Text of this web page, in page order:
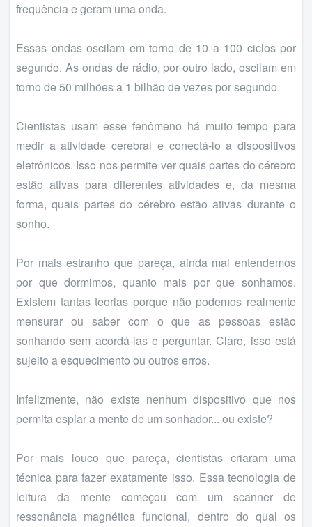
frequência e geram uma onda.
Essas ondas oscilam em torno de 10 a 100 ciclos por
segundo. As ondas de rádio, por outro lado, oscilam em
torno de 50 milhões a 1 bilhão de vezes por segundo.
Cientistas usam esse fenômeno há muito tempo para
medir a atividade cerebral e conectá-lo a dispositivos
eletrônicos. Isso nos permite ver quais partes do cérebro
estão ativas para diferentes atividades e, da mesma
forma, quais partes do cérebro estão ativas durante o
sonho.
Por mais estranho que pareça, ainda mal entendemos
por que dormimos, quanto mais por que sonhamos.
Existem tantas teorias porque não podemos realmente
mensurar ou saber com o que as pessoas estão
sonhando sem acordá-las e perguntar. Claro, isso está
sujeito a esquecimento ou outros erros.
Infelizmente, não existe nenhum dispositivo que nos
permita espiar a mente de um sonhador... ou existe?
Por mais louco que pareça, cientistas criaram uma
técnica para fazer exatamente isso. Essa tecnologia de
leitura da mente começou com um scanner de
ressonância magnética funcional, dentro do qual os